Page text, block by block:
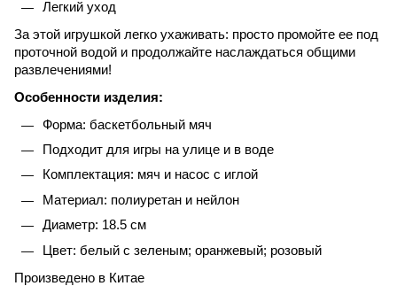
Легкий уход
За этой игрушкой легко ухаживать: просто промойте ее под
проточной водой и продолжайте наслаждаться общими
развлечениями!
Особенности изделия:
Форма: баскетбольный мяч
Подходит для игры на улице и в воде
Комплектация: мяч и насос с иглой
Материал: полиуретан и нейлон
Диаметр: 18.5 см
Цвет: белый с зеленым; оранжевый; розовый
Произведено в Китае